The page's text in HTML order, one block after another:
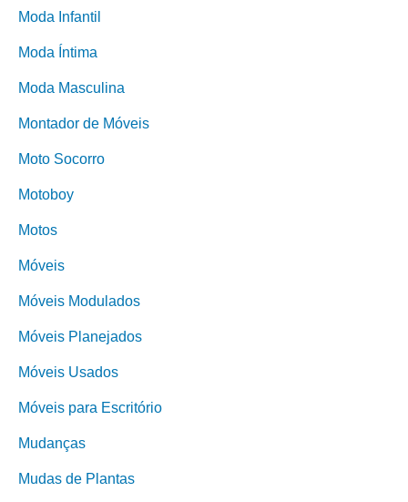
Moda Infantil
Moda Íntima
Moda Masculina
Montador de Móveis
Moto Socorro
Motoboy
Motos
Móveis
Móveis Modulados
Móveis Planejados
Móveis Usados
Móveis para Escritório
Mudanças
Mudas de Plantas